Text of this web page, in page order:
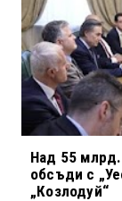
Над 55
обсъди с
„Козлодуй“